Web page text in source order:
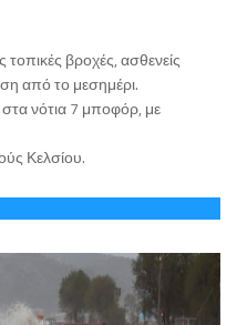
τοπικές βροχές, ασθενείς
από το μεσημέρι.
στα νότια 7 μποφόρ, με
Κελσίου.